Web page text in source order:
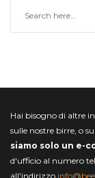
Hai bisogno di altre
sulle nostre birre, o
siamo solo un e-
d'ufficio al numero
all'indirizzo